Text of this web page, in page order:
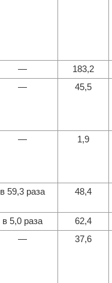
— 183,2
— 45,5
— 1,9
в 59,3 раза 48,4
в 5,0 раза 62,4
— 37,6